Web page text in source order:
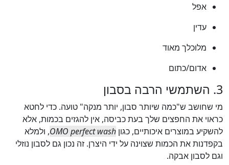
אפל
עדין
מלוכלך מאוד
אדום/כתום
3. השתמשי הרבה בסבון
מי שחושב ש"כמה שיותר סבון, יותר מנקה" טועה. כדי לחטא
כראוי את החפצים שלך בעת כביסה, אין להגזים בכמות, אלא
להשקיע במוצרים איכותיים, כגון OMO perfect wash, ולמלא
בקפדנות את הכמות שצוינה על ידי היצרן. זה נכון גם לסבון נוזלי
וגם לסבון אבקה.